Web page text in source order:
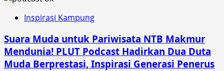
Inspirasi Kampung
Suara Muda untuk Pariwisata NTB Makmur
Mendunia! PLUT Podcast Hadirkan Dua Duta
Muda Berprestasi, Inspirasi Generasi Penerus